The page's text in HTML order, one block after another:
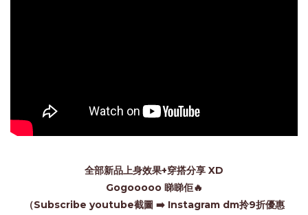
全部新品上身效果+穿搭分享 XD
Gogooooo 睇睇佢🔥
（Subscribe youtube截圖 ➡️ Instagram dm拎9折優惠